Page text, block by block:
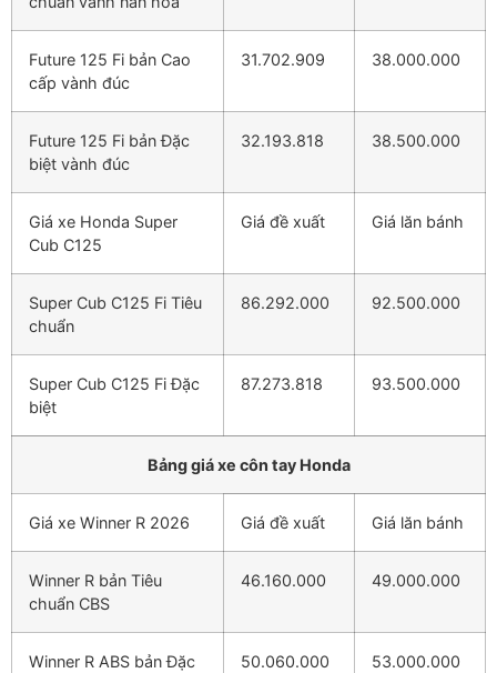
Future 125 Fi bản Cao
cấp vành đúc
31.702.909 38.000.000
Future 125 Fi bản Đặc
biệt vành đúc
32.193.818 38.500.000
Giá xe Honda Super
Cub C125
Giá đề xuất Giá lăn bánh
Super Cub C125 Fi Tiêu
chuẩn
86.292.000 92.500.000
Super Cub C125 Fi Đặc
biệt
87.273.818 93.500.000
Bảng giá xe côn tay Honda
Giá xe Winner R 2026 Giá đề xuất Giá lăn bánh
Winner R bản Tiêu
chuẩn CBS
46.160.000 49.000.000
Winner R ABS bản Đặc
50.060.000 53.000.000